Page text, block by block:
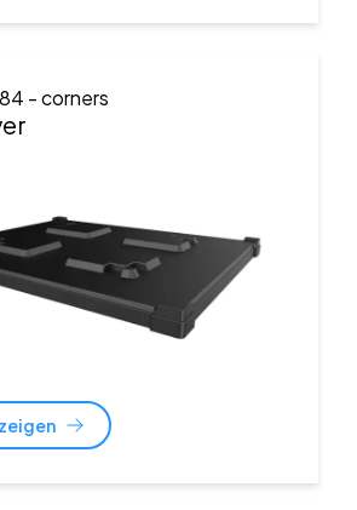
- corners